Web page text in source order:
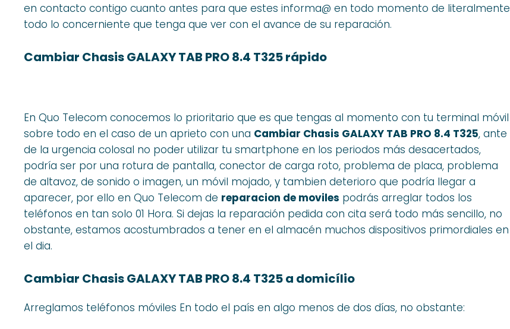
en contacto contigo cuanto antes para que estes informa@ en todo momento de literalmente
todo lo concerniente que tenga que ver con el avance de su reparación.
Cambiar Chasis GALAXY TAB PRO 8.4 T325 rápido
En Quo Telecom conocemos lo prioritario que es que tengas al momento con tu terminal móvil
sobre todo en el caso de un aprieto con una Cambiar Chasis GALAXY TAB PRO 8.4 T325, ante
de la urgencia colosal no poder utilizar tu smartphone en los periodos más desacertados,
podría ser por una rotura de pantalla, conector de carga roto, problema de placa, problema
de altavoz, de sonido o imagen, un móvil mojado, y tambien deterioro que podría llegar a
aparecer, por ello en Quo Telecom de reparacion de moviles podrás arreglar todos los
teléfonos en tan solo 01 Hora. Si dejas la reparación pedida con cita será todo más sencillo, no
obstante, estamos acostumbrados a tener en el almacén muchos dispositivos primordiales en
el dia.
Cambiar Chasis GALAXY TAB PRO 8.4 T325 a domicílio
Arreglamos teléfonos móviles En todo el país en algo menos de dos días, no obstante: